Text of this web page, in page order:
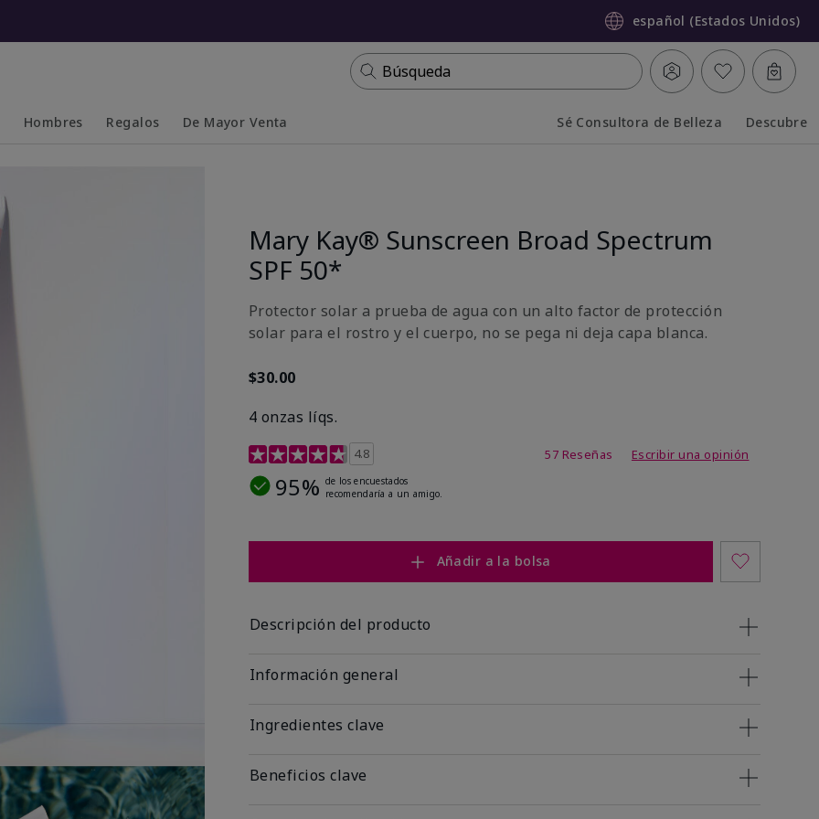
español (Estados Unidos)
Búsqueda
Hombres Regalos De Mayor Venta Sé Consultora de Belleza Descubre
Mary Kay® Sunscreen Broad Spectrum
SPF 50*
Protector solar a prueba de agua con un alto factor de protección
solar para el rostro y el cuerpo, no se pega ni deja capa blanca.
$30.00
4 onzas líqs.
Calificación de clientes de 4,2 de 5
4.8 57 Reseñas Escribir una opinión
95% de los encuestados
recomendaría a un amigo.
Añadir a la bolsa
Descripción del producto
Información general
Ingredientes clave
Beneficios clave